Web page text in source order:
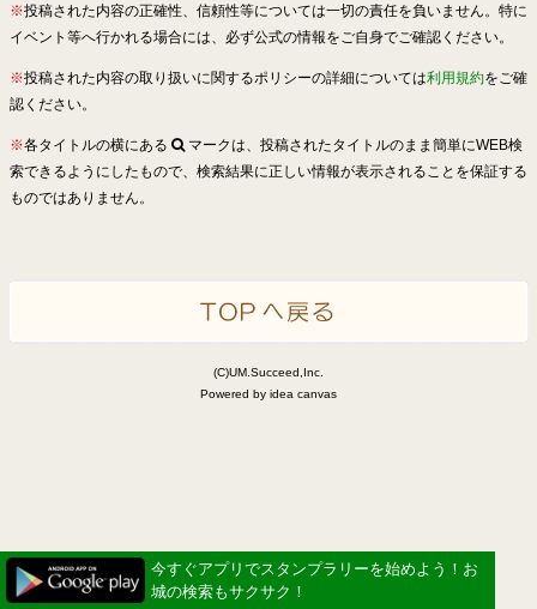
※投稿された内容の正確性、信頼性等については一切の責任を負いません。特に
イベント等へ行かれる場合には、必ず公式の情報をご自身でご確認ください。
※投稿された内容の取り扱いに関するポリシーの詳細については利用規約をご確
認ください。
※各タイトルの横にある
マークは、投稿されたタイトルのまま簡単にWEB検
索できるようにしたもので、検索結果に正しい情報が表示されることを保証する
ものではありません。
(C)UM.Succeed,Inc.
Powered by idea canvas
今すぐアプリでスタンプラリーを始めよう！お
城の検索もサクサク！